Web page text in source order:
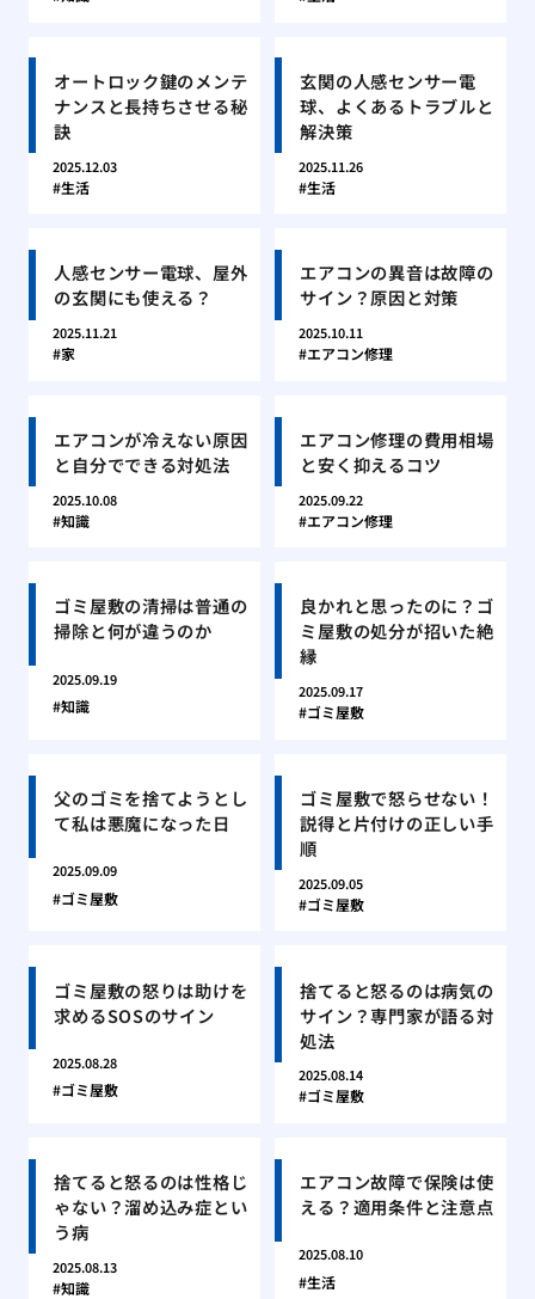
オートロック鍵のメンテ
ナンスと長持ちさせる秘
訣
2025.12.03
生活
玄関の人感センサー電
球、よくあるトラブルと
解決策
2025.11.26
生活
人感センサー電球、屋外
の玄関にも使える？
2025.11.21
家
エアコンの異音は故障の
サイン？原因と対策
2025.10.11
エアコン修理
エアコンが冷えない原因
と自分でできる対処法
2025.10.08
知識
エアコン修理の費用相場
と安く抑えるコツ
2025.09.22
エアコン修理
ゴミ屋敷の清掃は普通の
掃除と何が違うのか
2025.09.19
知識
良かれと思ったのに？ゴ
ミ屋敷の処分が招いた絶
縁
2025.09.17
ゴミ屋敷
父のゴミを捨てようとし
て私は悪魔になった日
2025.09.09
ゴミ屋敷
ゴミ屋敷で怒らせない！
説得と片付けの正しい手
順
2025.09.05
ゴミ屋敷
ゴミ屋敷の怒りは助けを
求めるSOSのサイン
2025.08.28
ゴミ屋敷
捨てると怒るのは病気の
サイン？専門家が語る対
処法
2025.08.14
ゴミ屋敷
捨てると怒るのは性格じ
ゃない？溜め込み症とい
う病
2025.08.13
知識
エアコン故障で保険は使
える？適用条件と注意点
2025.08.10
生活